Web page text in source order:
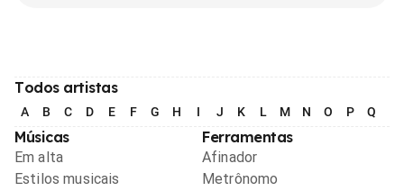
Todos artistas
A B C D E F G H I J K L M N O P Q
Músicas
Em alta
Estilos musicais
Ferramentas
Afinador
Metrônomo